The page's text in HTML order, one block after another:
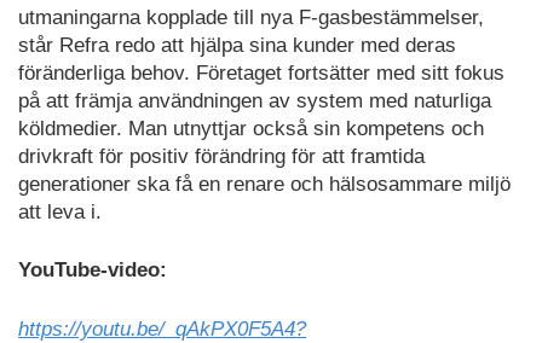
utmaningarna kopplade till nya F-gasbestämmelser,
står Refra redo att hjälpa sina kunder med deras
föränderliga behov. Företaget fortsätter med sitt fokus
på att främja användningen av system med naturliga
köldmedier. Man utnyttjar också sin kompetens och
drivkraft för positiv förändring för att framtida
generationer ska få en renare och hälsosammare miljö
att leva i.
YouTube-video:
https://youtu.be/_qAkPX0F5A4?